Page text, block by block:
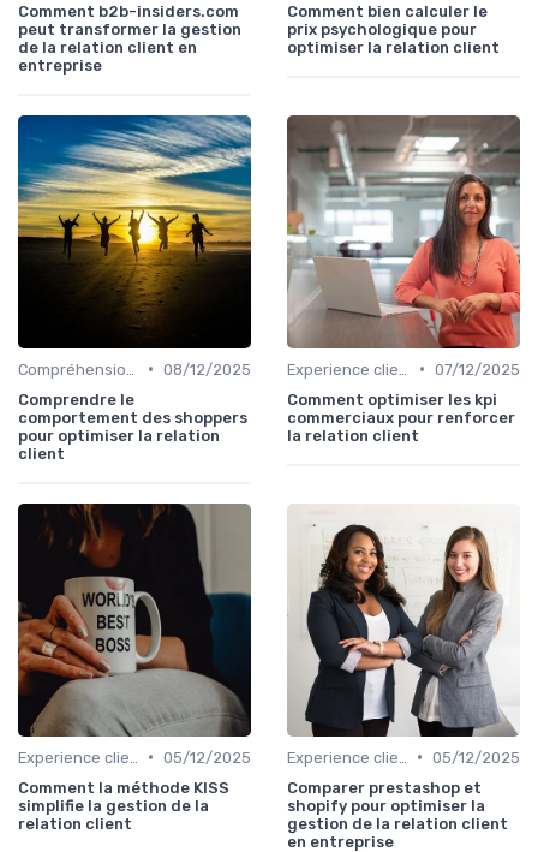
Comment b2b-insiders.com
peut transformer la gestion
de la relation client en
entreprise
Comment bien calculer le
prix psychologique pour
optimiser la relation client
• 08/12/2025
Comprendre le
comportement des shoppers
pour optimiser la relation
client
• 07/12/2025
Comment optimiser les kpi
commerciaux pour renforcer
la relation client
• 05/12/2025
Comment la méthode KISS
simplifie la gestion de la
relation client
• 05/12/2025
Comparer prestashop et
shopify pour optimiser la
gestion de la relation client
en entreprise